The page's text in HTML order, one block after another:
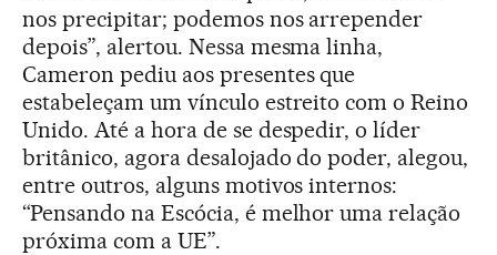
nos precipitar; podemos nos arrepender
depois”, alertou. Nessa mesma linha,
Cameron pediu aos presentes que
estabeleçam um vínculo estreito com o Reino
Unido. Até a hora de se despedir, o líder
britânico, agora desalojado do poder, alegou,
entre outros, alguns motivos internos:
“Pensando na Escócia, é melhor uma relação
próxima com a UE”.